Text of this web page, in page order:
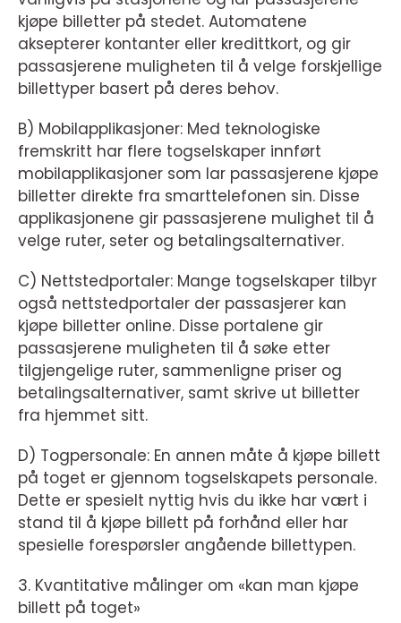
kjøpe billetter på stedet. Automatene
aksepterer kontanter eller kredittkort, og gir
passasjerene muligheten til å velge forskjellige
billettyper basert på deres behov.
B) Mobilapplikasjoner: Med teknologiske
fremskritt har flere togselskaper innført
mobilapplikasjoner som lar passasjerene kjøpe
billetter direkte fra smarttelefonen sin. Disse
applikasjonene gir passasjerene mulighet til å
velge ruter, seter og betalingsalternativer.
C) Nettstedportaler: Mange togselskaper tilbyr
også nettstedportaler der passasjerer kan
kjøpe billetter online. Disse portalene gir
passasjerene muligheten til å søke etter
tilgjengelige ruter, sammenligne priser og
betalingsalternativer, samt skrive ut billetter
fra hjemmet sitt.
D) Togpersonale: En annen måte å kjøpe billett
på toget er gjennom togselskapets personale.
Dette er spesielt nyttig hvis du ikke har vært i
stand til å kjøpe billett på forhånd eller har
spesielle forespørsler angående billettypen.
3. Kvantitative målinger om «kan man kjøpe
billett på toget»